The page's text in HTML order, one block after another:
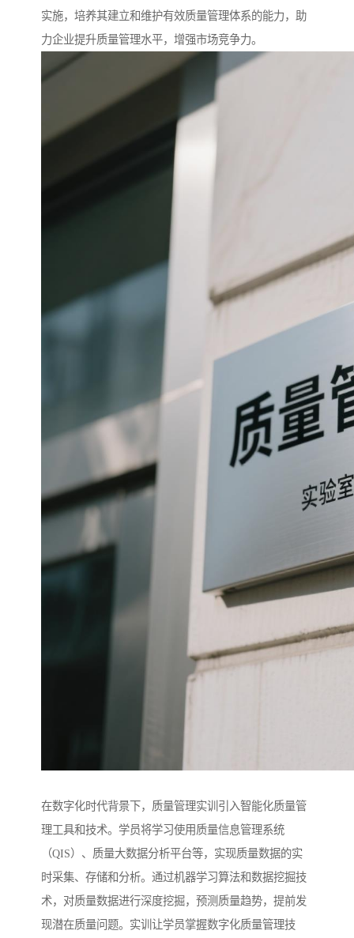
实施，培养其建立和维护有效质量管理体系的能力，助
力企业提升质量管理水平，增强市场竞争力。​
在数字化时代背景下，质量管理实训引入智能化质量管
理工具和技术。学员将学习使用质量信息管理系统
（QIS）、质量大数据分析平台等，实现质量数据的实
时采集、存储和分析。通过机器学习算法和数据挖掘技
术，对质量数据进行深度挖掘，预测质量趋势，提前发
现潜在质量问题。实训让学员掌握数字化质量管理技